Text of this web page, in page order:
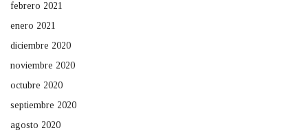
febrero 2021
enero 2021
diciembre 2020
noviembre 2020
octubre 2020
septiembre 2020
agosto 2020